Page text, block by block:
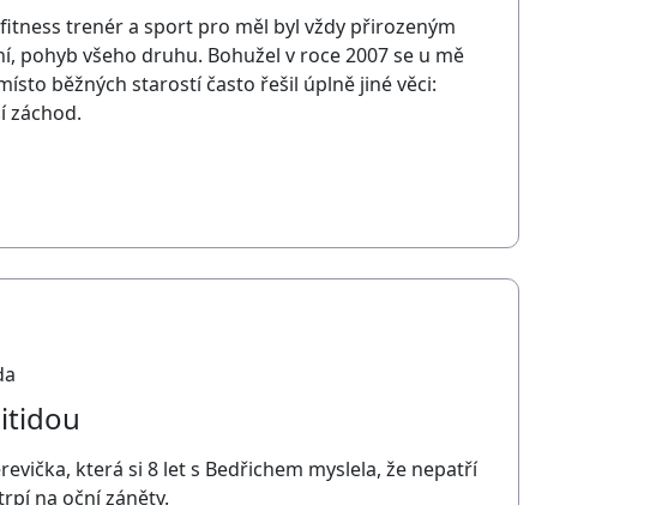
trenér a sport pro měl byl vždy přirozeným
pohyb všeho druhu. Bohužel v roce 2007 se u mě
běžných starostí často řešil úplně jiné věci:
záchod.
která si 8 let s Bedřichem myslela, že nepatří
na oční záněty.